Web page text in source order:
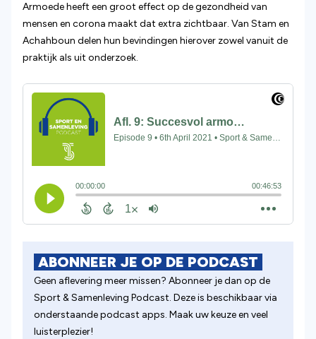
Armoede heeft een groot effect op de gezondheid van
mensen en corona maakt dat extra zichtbaar. Van Stam en
Achahboun delen hun bevindingen hierover zowel vanuit de
praktijk als uit onderzoek.
ABONNEER JE OP DE PODCAST
Geen aflevering meer missen? Abonneer je dan op de
Sport & Samenleving Podcast. Deze is beschikbaar via
onderstaande podcast apps. Maak uw keuze en veel
luisterplezier!